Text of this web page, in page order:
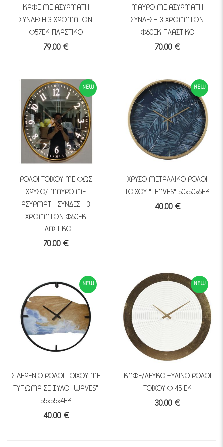
ΚΑΦΕ ΜΕ ΑΣΥΡΜΑΤΗ
ΣΥΝΔΕΣΗ 3 ΧΡΩΜΑΤΩΝ
Φ57ΕΚ ΠΛΑΣΤΙΚΟ
79.00 €
ΜΑΥΡΟ ΜΕ ΑΣΥΡΜΑΤΗ
ΣΥΝΔΕΣΗ 3 ΧΡΩΜΑΤΩΝ
Φ60ΕΚ ΠΛΑΣΤΙΚΟ
70.00 €
NEW
ΡΟΛΟΙ ΤΟΙΧΟΥ ΜΕ ΦΩΣ
ΧΡΥΣΟ/ ΜΑΥΡΟ ΜΕ
ΑΣΥΡΜΑΤΗ ΣΥΝΔΕΣΗ 3
ΧΡΩΜΑΤΩΝ Φ60ΕΚ
ΠΛΑΣΤΙΚΟ
70.00 €
NEW
ΧΡΥΣΟ ΜΕΤΑΛΛΙΚΟ ΡΟΛΟΙ
ΤΟΙΧΟΥ "LEAVES" 50x50x6EK
40.00 €
NEW
ΣΙΔΕΡΕΝΙΟ ΡΟΛΟΙ ΤΟΙΧΟΥ ΜΕ
ΤΥΠΩΜΑ ΣΕ ΞΥΛΟ "WAVES"
55x55x4EK
40.00 €
NEW
ΚΑΦΕ/ΛΕΥΚΟ ΞΥΛΙΝΟ ΡΟΛΟΙ
ΤΟΙΧΟΥ Φ 45 ΕΚ
30.00 €